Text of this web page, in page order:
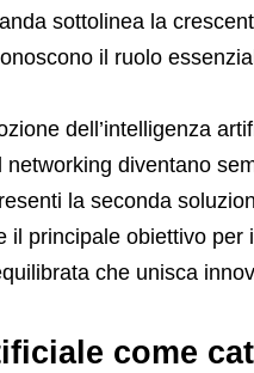
sottolinea la
il ruolo
dell’intelligenza
diventano
la seconda
il principale obiettivo
che unisca
come